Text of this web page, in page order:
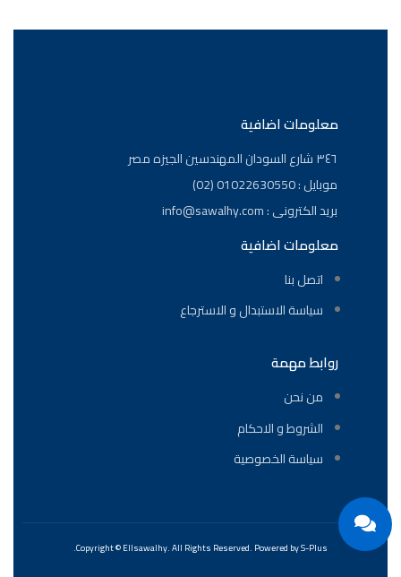
معلومات اضافية
٣٤٦ شارع السودان المهندسين الجيزه مصر
موبايل : 01022630550 (02)
بريد الكترونى : info@sawalhy.com
معلومات اضافية
اتصل بنا
سياسة الاستبدال و الاسترجاع
روابط مهمة
من نحن
الشروط و الاحكام
سياسة الخصوصية
Copyright ©Ellsawalhy.All Rights Reserved. Powered byS-Plus.